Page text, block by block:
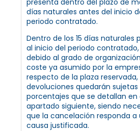
días naturales antes del inicio
periodo contratado.
Dentro de los 15 días naturales
al inicio del periodo
debido al grado de
coste ya asumido por la
respecto de la plaza reservada,
devoluciones quedarán sujetas
porcentajes que se detallan en
apartado siguiente, siendo
que la cancelación responda a
causa justificada.